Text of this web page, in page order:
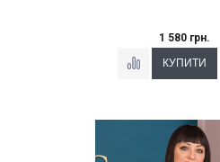
1 580 грн.
Наклейки Варіант